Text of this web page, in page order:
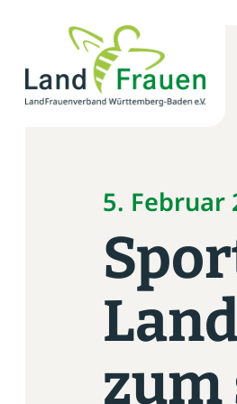
5. Februar
zum
Politik
Bildung
Vor Ort